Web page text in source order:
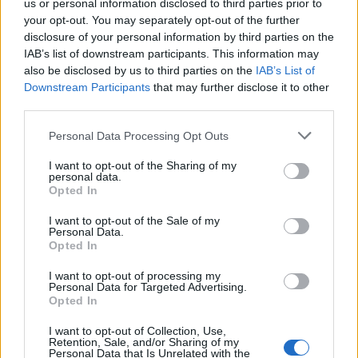
us or personal information disclosed to third parties prior to
your opt-out. You may separately opt-out of the further
disclosure of your personal information by third parties on the
IAB’s list of downstream participants. This information may
also be disclosed by us to third parties on the IAB’s List of
Downstream Participants that may further disclose it to other
Personal Data Processing Opt Outs
I want to opt-out of the Sharing of my
personal data.
Opted In
I want to opt-out of the Sale of my
Personal Data.
Opted In
I want to opt-out of processing my
Personal Data for Targeted Advertising.
Opted In
I want to opt-out of Collection, Use,
Retention, Sale, and/or Sharing of my
Personal Data that Is Unrelated with the
Senaste inlägget avJeppegaming fredag 00:53iMotorteknik
(Avancerad)
Passat -13 2.0tdi DSG Växellåda bråkar 10 svar
Senaste inlägget avThe-GOAT torsdag 20:54iGenerell
Senaste projektinläggen
Senaste inlägget av jarleb för 14 timmar sedan Projekt
to basic. + garagefix.
Senaste inlägget av
Volkswagen Golf MK4 v6 4motion OEM++
med JDM inspiration.
Senaste inlägget av
Manta b som ska räddas (kaross eller
delar sökes)